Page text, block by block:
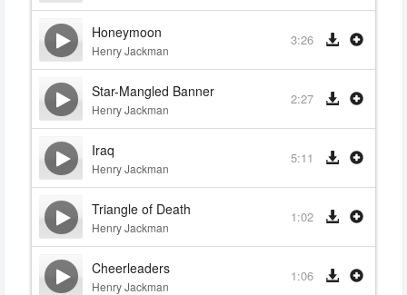
Honeymoon
Henry Jackman
3:26
Star-Mangled Banner
Henry Jackman
2:27
Iraq
Henry Jackman
5:11
Triangle of Death
Henry Jackman
1:02
Cheerleaders
Henry Jackman
1:06